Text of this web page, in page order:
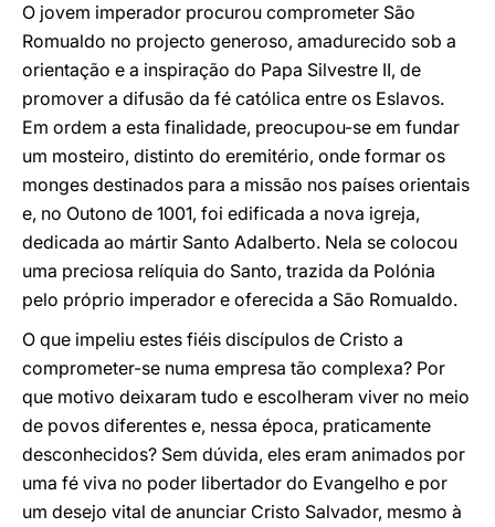
O jovem imperador procurou comprometer São
Romualdo no projecto generoso, amadurecido sob a
orientação e a inspiração do Papa Silvestre II, de
promover a difusão da fé católica entre os Eslavos.
Em ordem a esta finalidade, preocupou-se em fundar
um mosteiro, distinto do eremitério, onde formar os
monges destinados para a missão nos países orientais
e, no Outono de 1001, foi edificada a nova igreja,
dedicada ao mártir Santo Adalberto. Nela se colocou
uma preciosa relíquia do Santo, trazida da Polónia
pelo próprio imperador e oferecida a São Romualdo.
O que impeliu estes fiéis discípulos de Cristo a
comprometer-se numa empresa tão complexa? Por
que motivo deixaram tudo e escolheram viver no meio
de povos diferentes e, nessa época, praticamente
desconhecidos? Sem dúvida, eles eram animados por
uma fé viva no poder libertador do Evangelho e por
um desejo vital de anunciar Cristo Salvador, mesmo à